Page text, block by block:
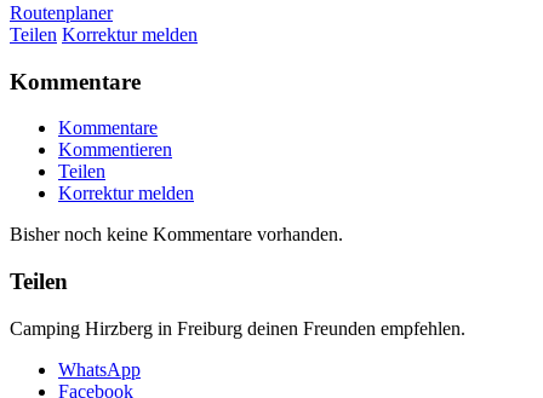
Routenplaner
Teilen Korrektur melden
Kommentare
Kommentare
Kommentieren
Teilen
Korrektur melden
Bisher noch keine Kommentare vorhanden.
Teilen
Camping Hirzberg in Freiburg deinen Freunden empfehlen.
WhatsApp
Facebook